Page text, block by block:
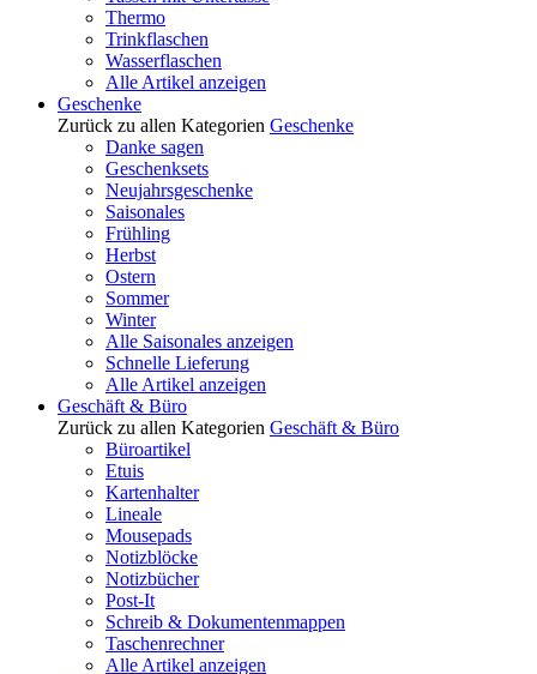
Thermo
Trinkflaschen
Wasserflaschen
Alle Artikel anzeigen
Geschenke
Zurück zu allen Kategorien Geschenke
Danke sagen
Geschenksets
Neujahrsgeschenke
Saisonales
Frühling
Herbst
Ostern
Sommer
Winter
Alle Saisonales anzeigen
Schnelle Lieferung
Alle Artikel anzeigen
Geschäft & Büro
Zurück zu allen Kategorien Geschäft & Büro
Büroartikel
Etuis
Kartenhalter
Lineale
Mousepads
Notizblöcke
Notizbücher
Post-It
Schreib & Dokumentenmappen
Taschenrechner
Alle Artikel anzeigen